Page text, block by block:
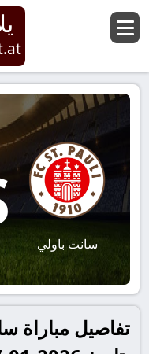
سانت باولي
تفاصيل مباراة